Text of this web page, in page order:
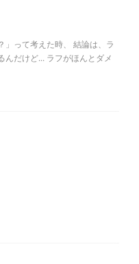
」って考えた時、 結論は、ラ
んだけど... ラフがほんとダメ